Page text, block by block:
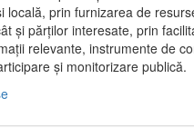
locală, prin furnizarea de
și părților interesate, prin
relevante, instrumente de
și monitorizare publică.